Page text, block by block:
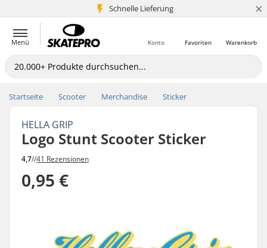
Schnelle Lieferung
5+ Mio. Kunden ×
Menü Warenkorb
Favoriten
Konto
Startseite Scooter Merchandise Sticker
HELLA GRIP
Logo Stunt Scooter Sticker
4,7//41 Rezensionen
0,95 €